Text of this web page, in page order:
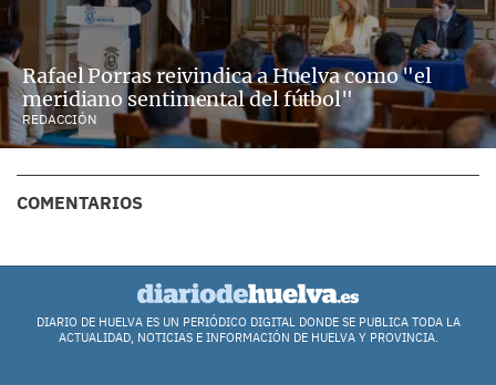
Rafael Porras reivindica a Huelva como "el
meridiano sentimental del fútbol"
REDACCIÓN
COMENTARIOS
DIARIO DE HUELVA ES UN PERIÓDICO DIGITAL DONDE SE PUBLICA TODA LA
ACTUALIDAD, NOTICIAS E INFORMACIÓN DE HUELVA Y PROVINCIA.